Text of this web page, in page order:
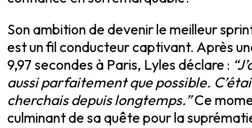
Son ambition de devenir le meilleur
est un fil conducteur captivant. Après
9,97 secondes à Paris, Lyles déclare :
aussi parfaitement que possible.
cherchais depuis longtemps.”Ce
culminant de sa quête pour la